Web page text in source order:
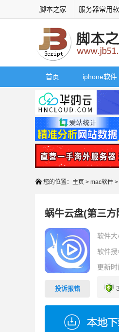
脚本之家 服务器常用
首页 iphone软件
您的位置： 主页 > mac软件 >
蜗牛云盘(第三
投诉报错
软件大
软件授
更新时